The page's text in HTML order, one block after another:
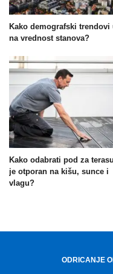
Kako demografski trendovi
na vrednost stanova?
Kako odabrati pod za
je otporan na kišu, sunce i
vlagu?
ODRICANJE